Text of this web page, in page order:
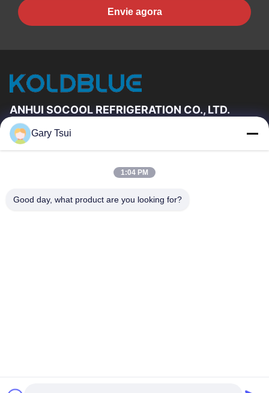
Envie agora
ANHUI SOCOOL REFRIGERATION CO., LTD.
Relações Rápidas
Sobre Nós
Excursão Da Fábrica
Controle Da Qualidade
Gary Tsui
1:04 PM
Good day, what product are you looking for?